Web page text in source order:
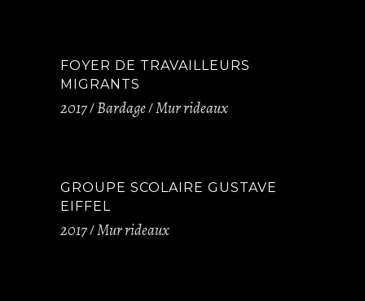
FOYER DE TRAVAILLEURS
MIGRANTS
2017 Bardage Mur rideaux
GROUPE SCOLAIRE GUSTAVE
EIFFEL
2017 Mur rideaux